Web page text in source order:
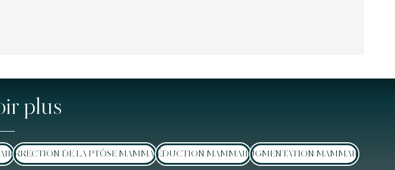
plus
CORRECTION DE LA PTÔSE MAMMAIRERÉDUCTION MAMMAIREAUGMENTATION MAMMAIRE